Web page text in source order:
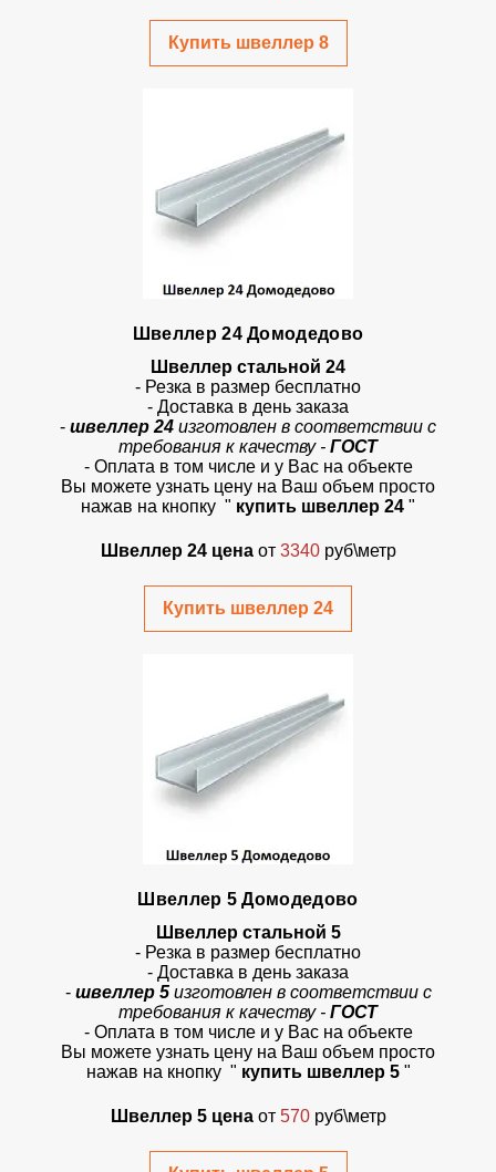
Купить швеллер 8
Швеллер 24 Домодедово
Швеллер стальной 24
- Резка в размер бесплатно
- Доставка в день заказа
- швеллер 24 изготовлен в соответствии с
требования к качеству - ГОСТ
- Оплата в том числе и у Вас на объекте
Вы можете узнать цену на Ваш объем просто
нажав на кнопку " купить швеллер 24 "
Швеллер 24 цена от 3340 руб\метр
Купить швеллер 24
Швеллер 5 Домодедово
Швеллер стальной 5
- Резка в размер бесплатно
- Доставка в день заказа
- швеллер 5изготовлен в соответствии с
требования к качеству - ГОСТ
- Оплата в том числе и у Вас на объекте
Вы можете узнать цену на Ваш объем просто
нажав на кнопку " купить швеллер 5 "
Швеллер 5 цена от 570 руб\метр